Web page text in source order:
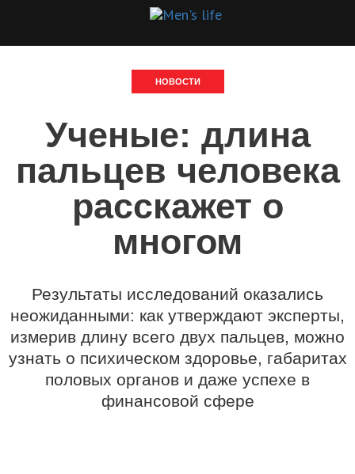
НОВОСТИ
Ученые: длина
пальцев человека
расскажет о
многом
Результаты исследований оказались
неожиданными: как утверждают эксперты,
измерив длину всего двух пальцев, можно
узнать о психическом здоровье, габаритах
половых органов и даже успехе в
финансовой сфере